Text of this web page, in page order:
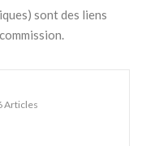
sont des liens
Articles